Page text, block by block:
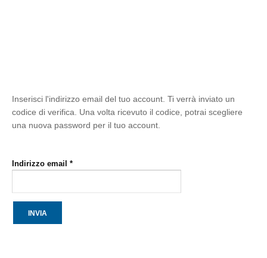
Inserisci l'indirizzo email del tuo account. Ti verrà inviato un
codice di verifica. Una volta ricevuto il codice, potrai scegliere
una nuova password per il tuo account.
Indirizzo email *
INVIA